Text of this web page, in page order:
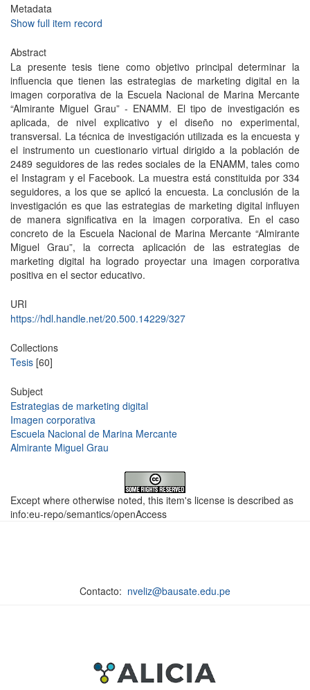
Metadata
Show full item record
Abstract
La presente tesis tiene como objetivo principal determinar la
influencia que tienen las estrategias de marketing digital en la
imagen corporativa de la Escuela Nacional de Marina Mercante
“Almirante Miguel Grau” - ENAMM. El tipo de investigación es
aplicada, de nivel explicativo y el diseño no experimental,
transversal. La técnica de investigación utilizada es la encuesta y
el instrumento un cuestionario virtual dirigido a la población de
2489 seguidores de las redes sociales de la ENAMM, tales como
el Instagram y el Facebook. La muestra está constituida por 334
seguidores, a los que se aplicó la encuesta. La conclusión de la
investigación es que las estrategias de marketing digital influyen
de manera significativa en la imagen corporativa. En el caso
concreto de la Escuela Nacional de Marina Mercante “Almirante
Miguel Grau”, la correcta aplicación de las estrategias de
marketing digital ha logrado proyectar una imagen corporativa
positiva en el sector educativo.
URI
https://hdl.handle.net/20.500.14229/327
Collections
Tesis [60]
Subject
Estrategias de marketing digital
Imagen corporativa
Escuela Nacional de Marina Mercante
Almirante Miguel Grau
Except where otherwise noted, this item's license is described as
info:eu-repo/semantics/openAccess
Contacto: nveliz@bausate.edu.pe